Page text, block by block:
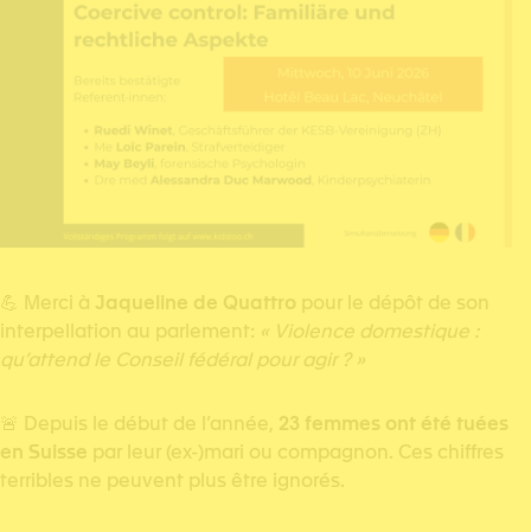
💪 Merci à Jaqueline de Quattro pour le dépôt de son
interpellation au parlement: « Violence domestique :
qu’attend le Conseil fédéral pour agir ? »
🚨 Depuis le début de l’année, 23 femmes ont été tuées
en Suisse par leur (ex-)mari ou compagnon. Ces chiffres
terribles ne peuvent plus être ignorés.